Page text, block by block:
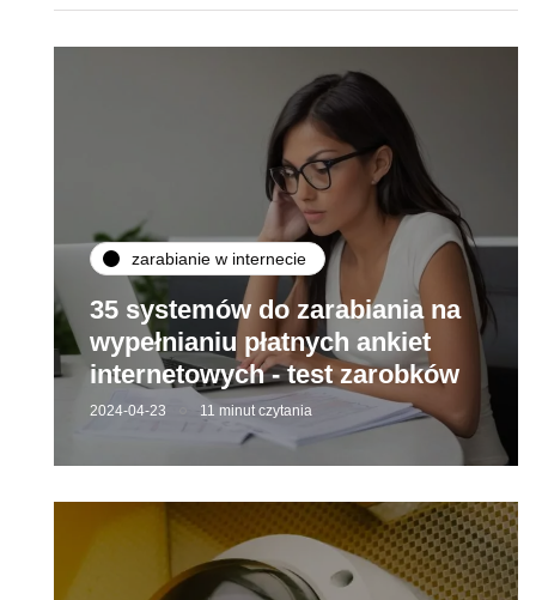
zarabianie w internecie
35 systemów do zarabiania na
wypełnianiu płatnych ankiet
internetowych - test zarobków
2024-04-23 11 minut czytania